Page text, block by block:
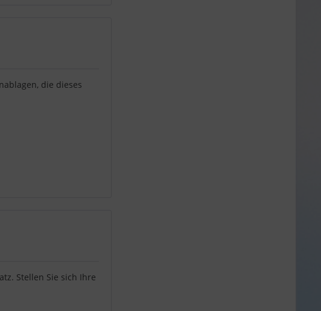
die dieses
Stellen Sie sich Ihre